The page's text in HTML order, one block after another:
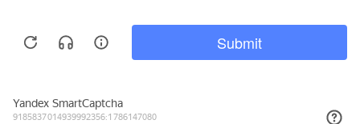
Политика конфиденциальности
Пользуясь услугами интернет-сайта https://joshkar-